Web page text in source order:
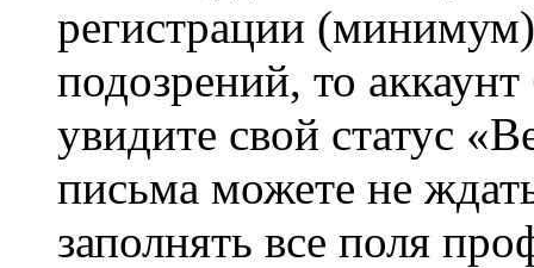
регистрации
подозрений, то
увидите свой статус
письма можете не
заполнять все поля